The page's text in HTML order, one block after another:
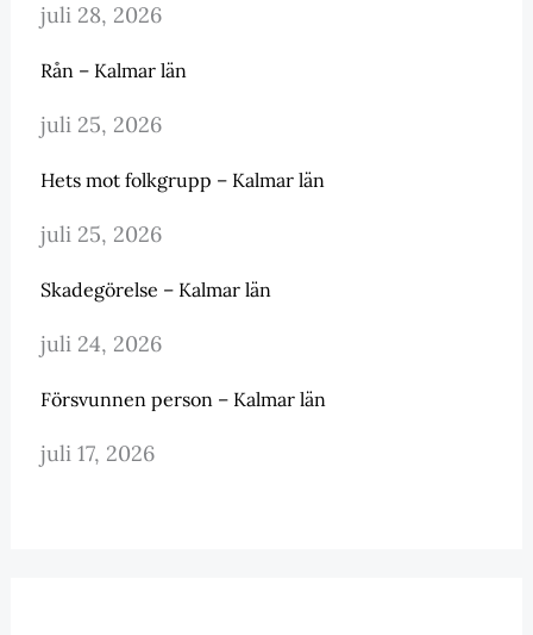
juli 28, 2026
Rån – Kalmar län
juli 25, 2026
Hets mot folkgrupp – Kalmar län
juli 25, 2026
Skadegörelse – Kalmar län
juli 24, 2026
Försvunnen person – Kalmar län
juli 17, 2026